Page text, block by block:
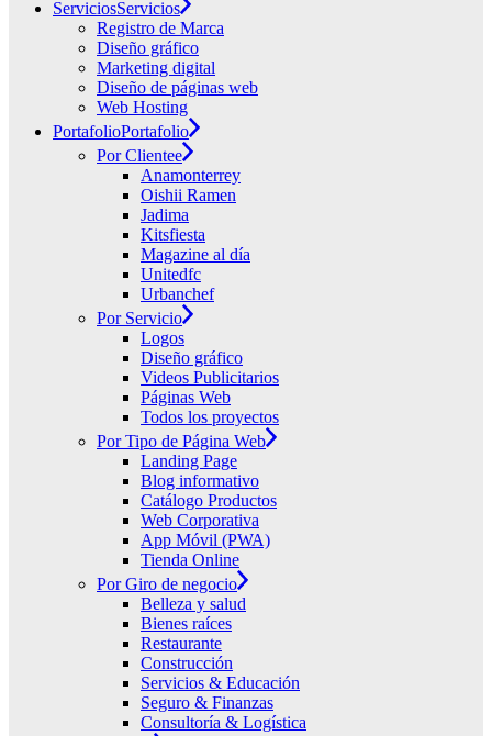
ServiciosServicios
Registro de Marca
Diseño gráfico
Marketing digital
Diseño de páginas web
Web Hosting
PortafolioPortafolio
Por Clientee
Anamonterrey
Oishii Ramen
Jadima
Kitsfiesta
Magazine al día
Unitedfc
Urbanchef
Por Servicio
Logos
Diseño gráfico
Videos Publicitarios
Páginas Web
Todos los proyectos
Por Tipo de Página Web
Landing Page
Blog informativo
Catálogo Productos
Web Corporativa
App Móvil (PWA)
Tienda Online
Por Giro de negocio
Belleza y salud
Bienes raíces
Restaurante
Construcción
Servicios & Educación
Seguro & Finanzas
Consultoría & Logística